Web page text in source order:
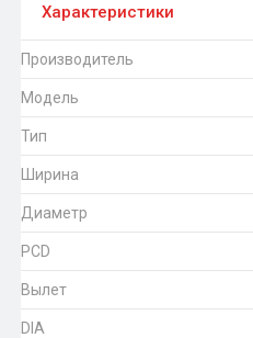
Характеристики
Производитель
Модель
Тип
Ширина
Диаметр
PCD
Вылет
DIA